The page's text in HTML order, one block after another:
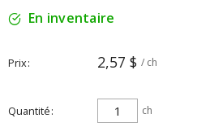
En inventaire
Prix 2,57 $ / ch
Quantité ch